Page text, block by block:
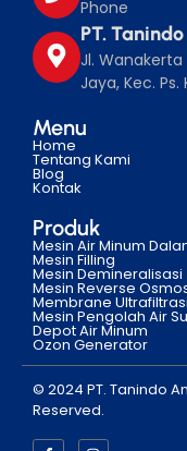
Phone
PT.
Jl. Wanakerta
Jaya, Kec.
Menu
Home
Tentang Kami
Blog
Kontak
Produk
Mesin Air Minum
Mesin Filling
Mesin Demineralisasi
Mesin Reverse
Membrane Ultrafiltrasi
Mesin Pengolah Air
Depot Air Minum
Ozon Generator
© 2024 PT. Tanindo
Reserved.